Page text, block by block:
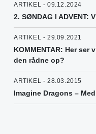
ARTIKEL - 09.12.2024
2. SØNDAG I
ARTIKEL - 29.09.2021
KOMMENTAR: Her
den rådne op?
ARTIKEL - 28.03.2015
Imagine Dragons –